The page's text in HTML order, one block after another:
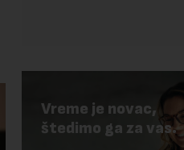
Vreme je novac,
štedimo ga za vas.